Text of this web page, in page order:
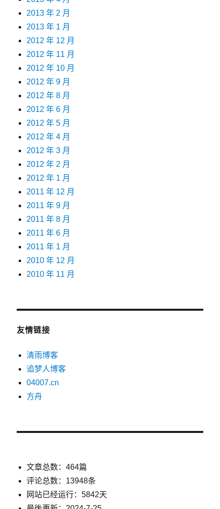
2013 年 2 月
2013 年 1 月
2012 年 12 月
2012 年 11 月
2012 年 10 月
2012 年 9 月
2012 年 8 月
2012 年 6 月
2012 年 5 月
2012 年 4 月
2012 年 3 月
2012 年 2 月
2012 年 1 月
2011 年 12 月
2011 年 9 月
2011 年 8 月
2011 年 6 月
2011 年 1 月
2010 年 12 月
2010 年 11 月
友情链接
清雨博客
追梦人博客
04007.cn
方舟
文章总数：464篇
评论总数：13948条
网站已经运行：5842天